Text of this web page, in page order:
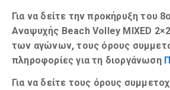
Για να δείτε την προκήρυξη του
Αναψυχής Beach Volley MIXED
των αγώνων, τους όρους
πληροφορίες για τη διοργάνωση
Για να δείτε τους όρους